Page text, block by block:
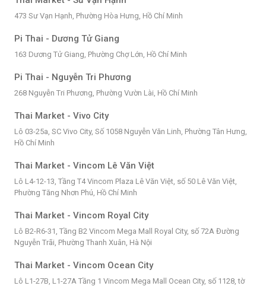
473 Sư Vạn Hạnh, Phường Hòa Hưng, Hồ Chí Minh
Pi Thai - Dương Tử Giang
163 Dương Tử Giang, Phường Chợ Lớn, Hồ Chí Minh
Pi Thai - Nguyễn Tri Phương
268 Nguyễn Tri Phương, Phường Vườn Lài, Hồ Chí Minh
Thai Market - Vivo City
Lô 03-25a, SC Vivo City, Số 1058 Nguyễn Văn Linh, Phường Tân Hưng,
Hồ Chí Minh
Thai Market - Vincom Lê Văn Việt
Lô L4-12-13, Tầng T4 Vincom Plaza Lê Văn Việt, số 50 Lê Văn Việt,
Phường Tăng Nhơn Phú, Hồ Chí Minh
Thai Market - Vincom Royal City
Lô B2-R6-31, Tầng B2 Vincom Mega Mall Royal City, số 72A Đường
Nguyễn Trãi, Phường Thanh Xuân, Hà Nội
Thai Market - Vincom Ocean City
Lô L1-27B, L1-27A Tầng 1 Vincom Mega Mall Ocean City, số 1128, tờ